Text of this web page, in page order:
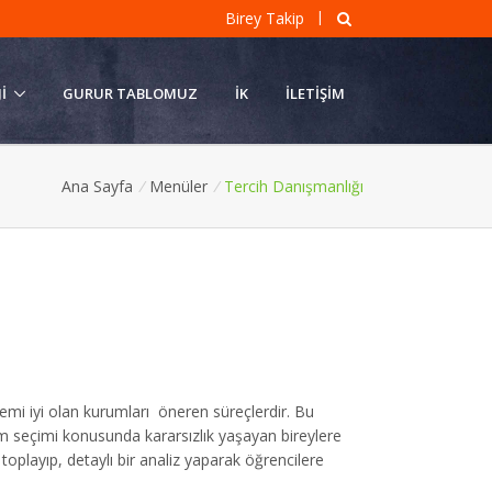
Birey Takip |
GURUR TABLOMUZ İK İLETIŞIM
Ana Sayfa / Menüler / Tercih Danışmanlığı
iyi olan kurumları öneren süreçlerdir. Bu
konusunda kararsızlık yaşayan bireylere
detaylı bir analiz yaparak öğrencilere